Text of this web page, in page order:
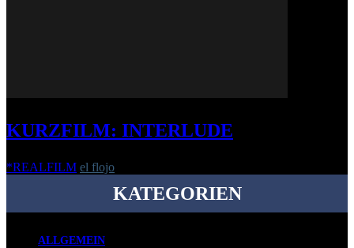
KURZFILM: INTERLUDE
*REALFILM el flojo
KATEGORIEN
ALLGEMEIN